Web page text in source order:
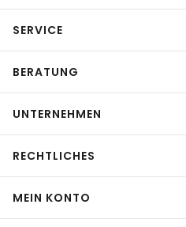
SERVICE
BERATUNG
UNTERNEHMEN
RECHTLICHES
MEIN KONTO